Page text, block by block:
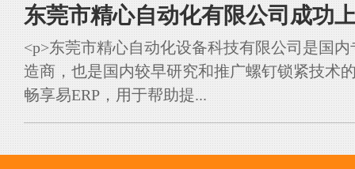
东莞市精心自动化有限公司成功
<p>东莞市精心自动化设备科技有限公司是国
造商，也是国内较早研究和推广螺钉锁紧技术
畅享易ERP，用于帮助提...